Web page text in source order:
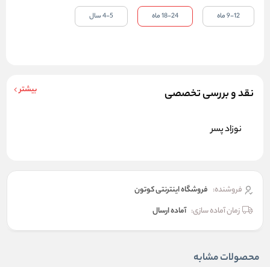
نقد و بررسی تخصصی بیشتر
نوزاد پسر
فروشنده: فروشگاه اینترنتی کوتون
زمان آماده سازی: آماده ارسال
9-12 ماه 18-24 ماه 4-5 سال
محصولات مشابه